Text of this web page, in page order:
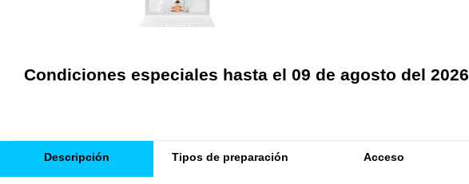
Condiciones especiales hasta el 09 de agosto del 2026
Descripción Tipos de preparación Acceso